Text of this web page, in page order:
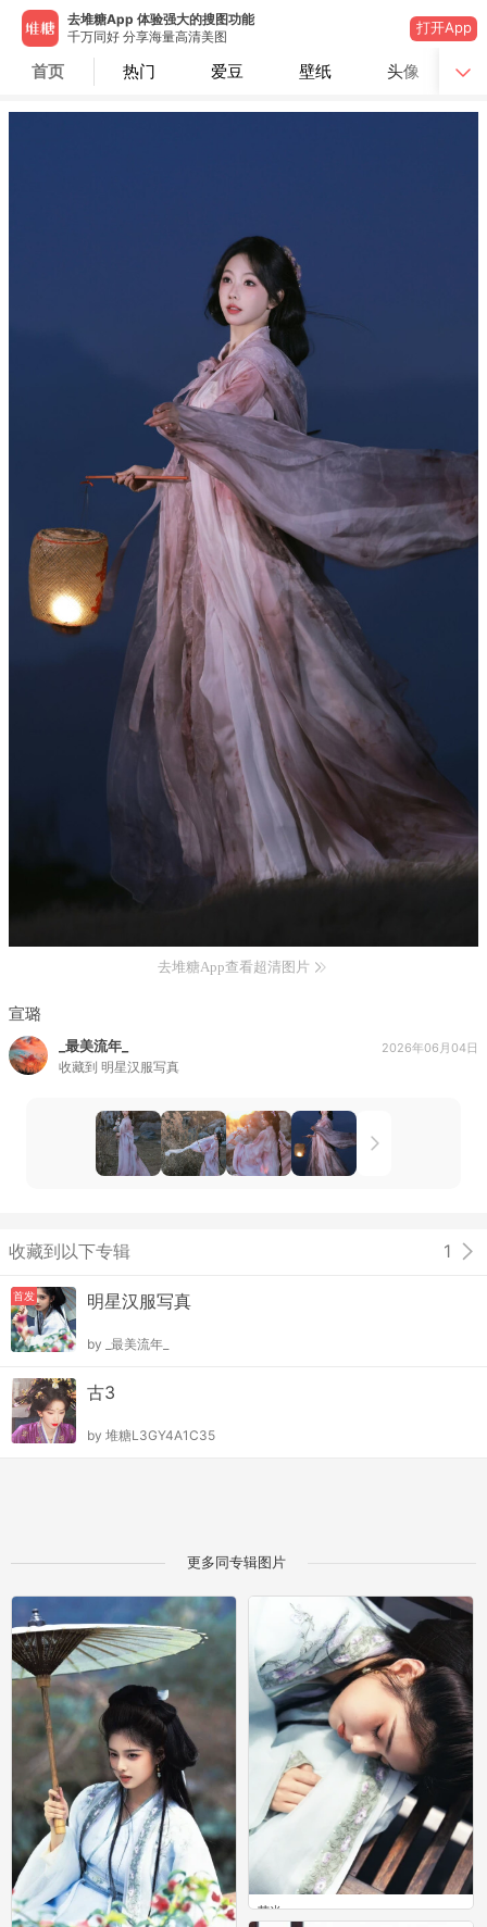
去堆糖App 体验强大的搜图功能
千万同好 分享海量高清美图
打开App
首页 热门 爱豆 壁纸 头像
去堆糖App查看超清图片
宣璐
_最美流年_
收藏到 明星汉服写真
2026年06月04日
收藏到以下专辑 1
首发 明星汉服写真
by _最美流年_
古3
by 堆糖L3GY4A1C35
更多同专辑图片
艾米